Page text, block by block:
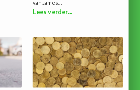
van James...
Lees verder...